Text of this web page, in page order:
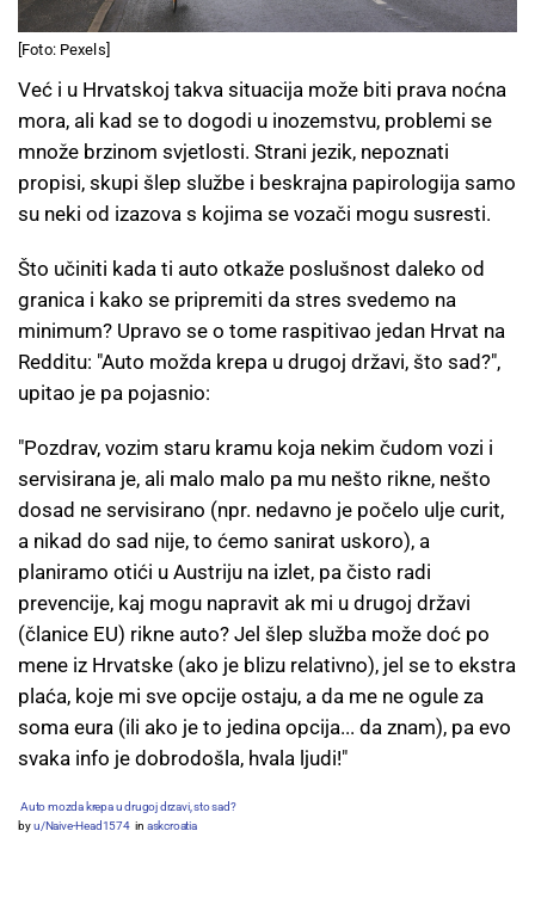
[Foto: Pexels]
Već i u Hrvatskoj takva situacija može biti prava noćna
mora, ali kad se to dogodi u inozemstvu, problemi se
množe brzinom svjetlosti. Strani jezik, nepoznati
propisi, skupi šlep službe i beskrajna papirologija samo
su neki od izazova s kojima se vozači mogu susresti.
Što učiniti kada ti auto otkaže poslušnost daleko od
granica i kako se pripremiti da stres svedemo na
minimum? Upravo se o tome raspitivao jedan Hrvat na
Redditu: "Auto možda krepa u drugoj državi, što sad?",
upitao je pa pojasnio:
"Pozdrav, vozim staru kramu koja nekim čudom vozi i
servisirana je, ali malo malo pa mu nešto rikne, nešto
dosad ne servisirano (npr. nedavno je počelo ulje curit,
a nikad do sad nije, to ćemo sanirat uskoro), a
planiramo otići u Austriju na izlet, pa čisto radi
prevencije, kaj mogu napravit ak mi u drugoj državi
(članice EU) rikne auto? Jel šlep služba može doć po
mene iz Hrvatske (ako je blizu relativno), jel se to ekstra
plaća, koje mi sve opcije ostaju, a da me ne ogule za
soma eura (ili ako je to jedina opcija... da znam), pa evo
svaka info je dobrodošla, hvala ljudi!"
Auto mozda krepa u drugoj drzavi, sto sad?
byu/Naive-Head1574 in askcroatia